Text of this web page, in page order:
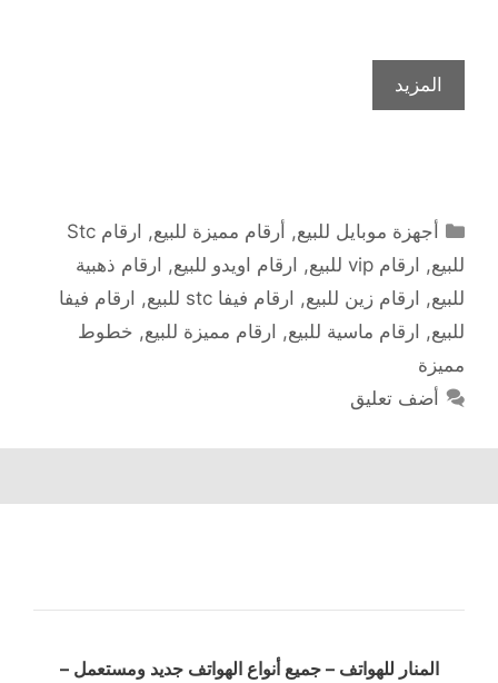
المزيد
التصنيفات
أجهزة موبايل للبيع, أرقام مميزة للبيع,
ارقام Stc
للبيع, ارقام vip للبيع , ارقام اويدو للبيع, ارقام ذهبية
للبيع, ارقام زين للبيع, ارقام فيفا stc للبيع , ارقام فيفا
للبيع, ارقام ماسية للبيع, ارقام مميزة للبيع, خطوط
مميزة
أضف تعليق
المنار للهواتف – جميع أنواع الهواتف جديد ومستعمل –